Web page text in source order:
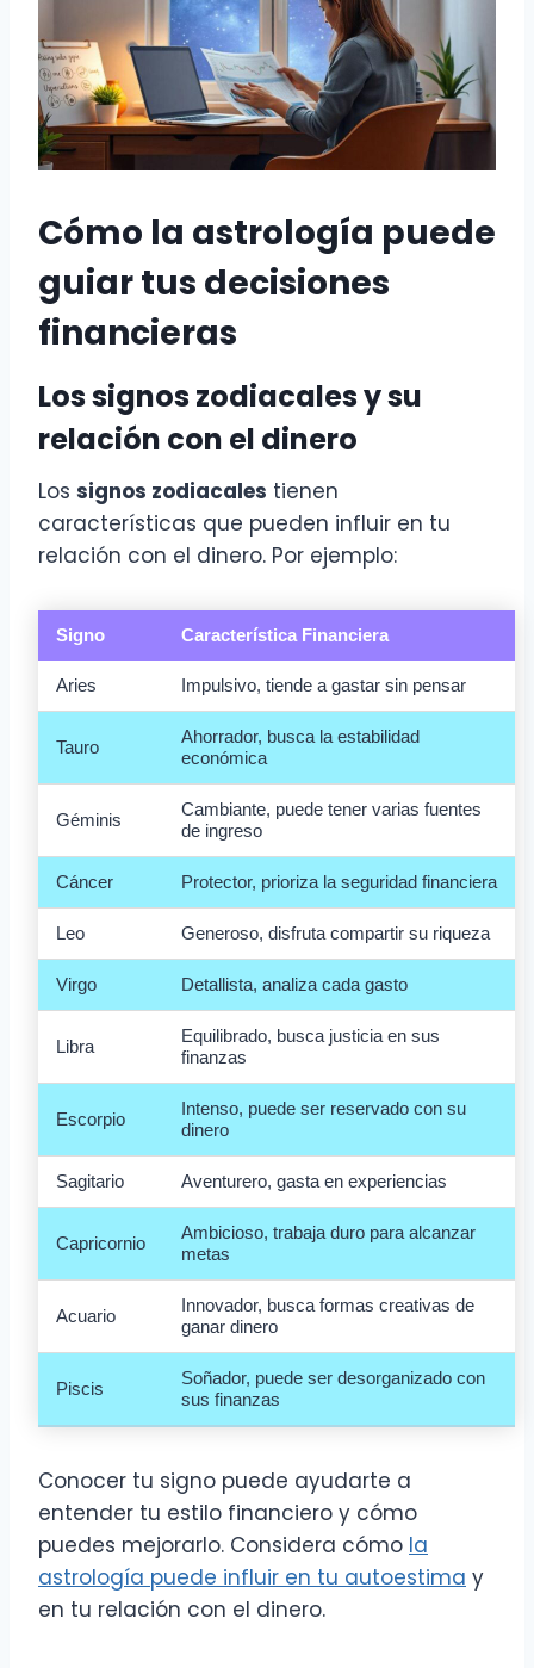
Cómo la astrología puede
guiar tus decisiones
financieras
Los signos zodiacales y su
relación con el dinero
Los signos zodiacales tienen
características que pueden influir en tu
relación con el dinero. Por ejemplo:
Signo Característica Financiera
Aries Impulsivo, tiende a gastar sin pensar
Tauro
Ahorrador, busca la estabilidad
económica
Géminis
Cambiante, puede tener varias fuentes
de ingreso
Cáncer Protector, prioriza la seguridad financiera
Leo Generoso, disfruta compartir su riqueza
Virgo Detallista, analiza cada gasto
Libra
Equilibrado, busca justicia en sus
finanzas
Escorpio
Intenso, puede ser reservado con su
dinero
Sagitario Aventurero, gasta en experiencias
Capricornio
Ambicioso, trabaja duro para alcanzar
metas
Acuario
Innovador, busca formas creativas de
ganar dinero
Piscis
Soñador, puede ser desorganizado con
sus finanzas
Conocer tu signo puede ayudarte a
entender tu estilo financiero y cómo
puedes mejorarlo. Considera cómo la
astrología puede influir en tu autoestima y
en tu relación con el dinero.